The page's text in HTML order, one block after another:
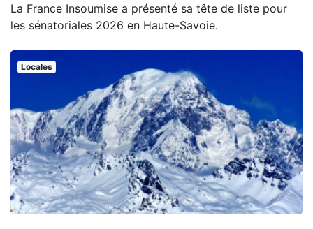
La France Insoumise a présenté sa tête de liste pour
les sénatoriales 2026 en Haute-Savoie.
Locales